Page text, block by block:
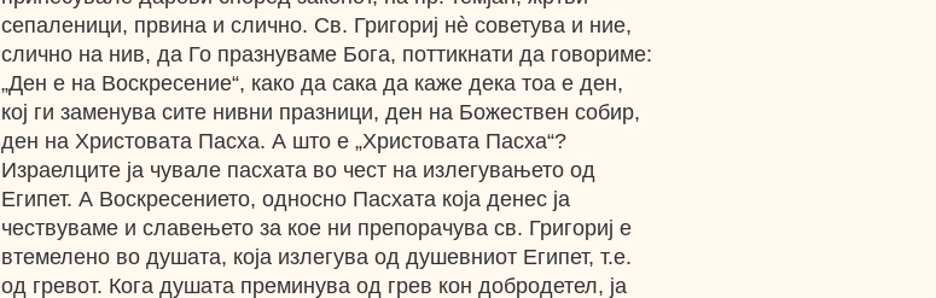
сепаленици, првина и слично. Св. Григориј нè советува и ние,
слично на нив, да Го празнуваме Бога, поттикнати да говориме:
„Ден е на Воскресение“, како да сака да каже дека тоа е ден,
кој ги заменува сите нивни празници, ден на Божествен собир,
ден на Христовата Пасха. А што е „Христовата Пасха“?
Израелците ја чувале пасхата во чест на излегувањето од
Египет. А Воскресението, односно Пасхата која денес ја
чествуваме и славењето за кое ни препорачува св. Григориј е
втемелено во душата, која излегува од душевниот Египет, т.е.
од гревот. Кога душата преминува од грев кон добродетел, ја